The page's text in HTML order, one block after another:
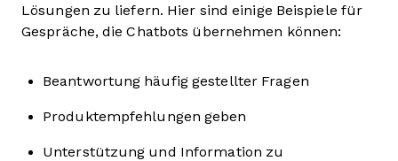
Lösungen zu liefern. Hier sind einige Beispiele für
Gespräche, die Chatbots übernehmen können:
Beantwortung häufig gestellter Fragen
Produktempfehlungen geben
Unterstützung und Information zu